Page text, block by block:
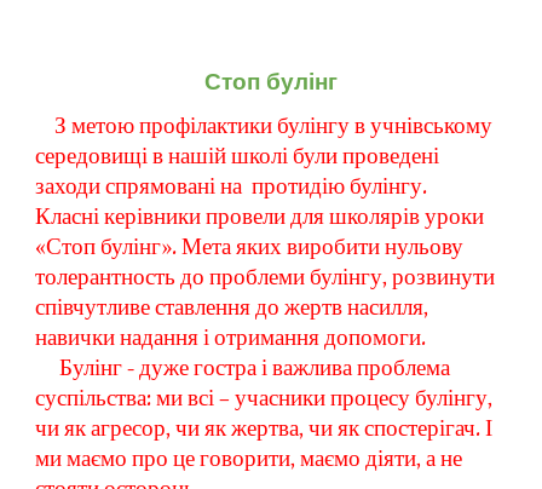
Стоп булінг
З метою профілактики булінгу в учнівському
середовищі в нашій школі були проведені
заходи спрямовані на  протидію булінгу.
Класні керівники провели для школярів уроки
«Стоп булінг». Мета яких виробити нульову
толерантность до проблеми булінгу, розвинути
співчутливе ставлення до жертв насилля,
навички надання і отримання допомоги.
     Булінг - дуже гостра і важлива проблема
суспільства: ми всі – учасники процесу булінгу,
чи як агресор, чи як жертва, чи як спостерігач. І
ми маємо про це говорити, маємо діяти, а не